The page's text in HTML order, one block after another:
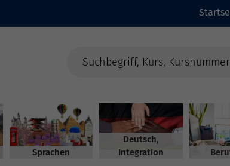
Sprachen
Deutsch,
Integration